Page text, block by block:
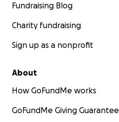
Fundraising Blog
Charity fundraising
Sign up as a nonprofit
About
How GoFundMe works
GoFundMe Giving Guarantee